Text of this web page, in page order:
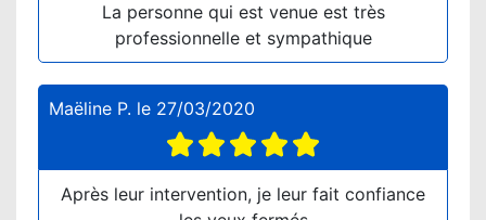
La personne qui est venue est très
professionnelle et sympathique
Maëline P. le 27/03/2020
Après leur intervention, je leur fait confiance